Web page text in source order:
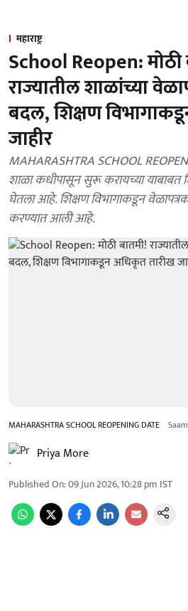
महाराष्ट्र
School Reopen: मोठी
राज्यातील शाळांच्या
बदल, शिक्षण
जाहीर
MAHARASHTRA SCHOOL REOPENING
शाळा कधीपासून सुरू करायच्या याबाबत
घेतला आहे. शिक्षण विभागाकडून
करण्यात आली आहे.
MAHARASHTRA SCHOOL REOPENING DATE
Priya More
Published On:09 Jun 2026, 10:28 pm IST